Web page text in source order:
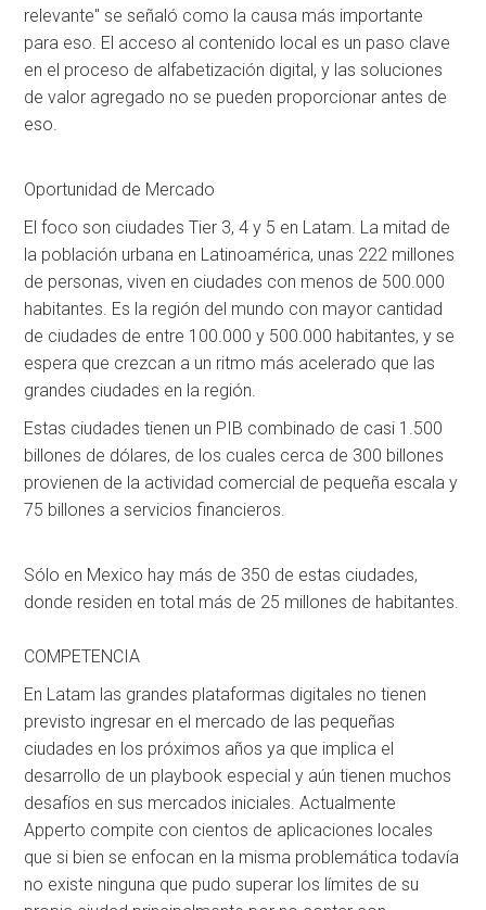
relevante" se señaló como la causa más importante
para eso. El acceso al contenido local es un paso clave
en el proceso de alfabetización digital, y las soluciones
de valor agregado no se pueden proporcionar antes de
eso.
Oportunidad de Mercado
El foco son ciudades Tier 3, 4 y 5 en Latam. La mitad de
la población urbana en Latinoamérica, unas 222 millones
de personas, viven en ciudades con menos de 500.000
habitantes. Es la región del mundo con mayor cantidad
de ciudades de entre 100.000 y 500.000 habitantes, y se
espera que crezcan a un ritmo más acelerado que las
grandes ciudades en la región.
Estas ciudades tienen un PIB combinado de casi 1.500
billones de dólares, de los cuales cerca de 300 billones
provienen de la actividad comercial de pequeña escala y
75 billones a servicios financieros.
Sólo en Mexico hay más de 350 de estas ciudades,
donde residen en total más de 25 millones de habitantes.
COMPETENCIA
En Latam las grandes plataformas digitales no tienen
previsto ingresar en el mercado de las pequeñas
ciudades en los próximos años ya que implica el
desarrollo de un playbook especial y aún tienen muchos
desafíos en sus mercados iniciales. Actualmente
Apperto compite con cientos de aplicaciones locales
que si bien se enfocan en la misma problemática todavía
no existe ninguna que pudo superar los límites de su